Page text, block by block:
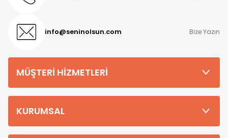
info@seninolsun.com Bize Yazın
MÜŞTERİ HİZMETLERİ
KURUMSAL